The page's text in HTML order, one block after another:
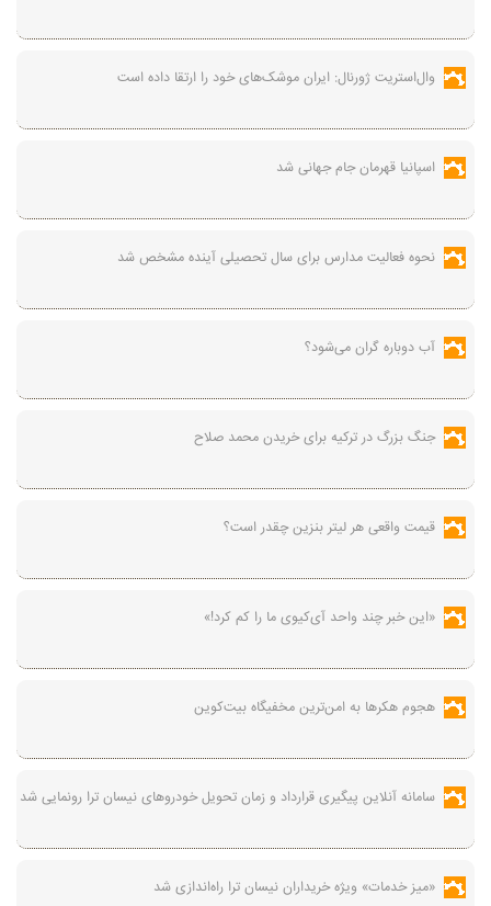
وال‌استریت ژورنال: ایران موشک‌های خود را ارتقا داده است
اسپانیا قهرمان جام جهانی شد
نحوه فعالیت مدارس برای سال تحصیلی آینده مشخص شد
آب دوباره گران می‌شود؟
جنگ بزرگ در ترکیه برای خریدن محمد صلاح
قیمت واقعی هر لیتر بنزین چقدر است؟
«این خبر چند واحد آی‌کیوی ما را کم کرد!»
هجوم هکرها به امن‌ترین مخفیگاه بیت‌کوین
سامانه آنلاین پیگیری قرارداد‌ و زمان تحویل خودرو‌های نیسان ترا رونمایی شد
«میز خدمات» ویژه خریداران نیسان ترا راه‌اندازی شد